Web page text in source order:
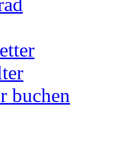
buchen